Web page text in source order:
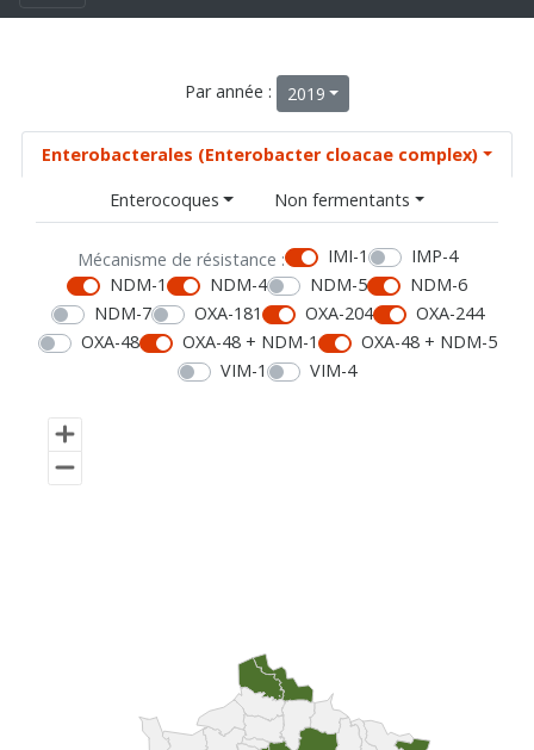
Par année : 2019
Enterobacterales (Enterobacter cloacae complex)
Enterocoques
Non fermentants
Mécanisme de résistance : IMI-1
IMP-4
NDM-1
NDM-4 NDM-5
NDM-6
NDM-7
OXA-181 OXA-204
OXA-244
OXA-48
OXA-48 + NDM-1
OXA-48 + NDM-5
VIM-1
VIM-4